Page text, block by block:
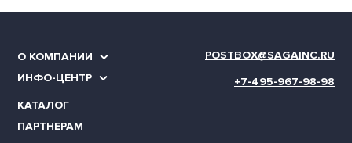
О КОМПАНИИ
ИНФО-ЦЕНТР
КАТАЛОГ
ПАРТНЕРАМ
POSTBOX@SAGAINC.RU
+7-495-967-98-98